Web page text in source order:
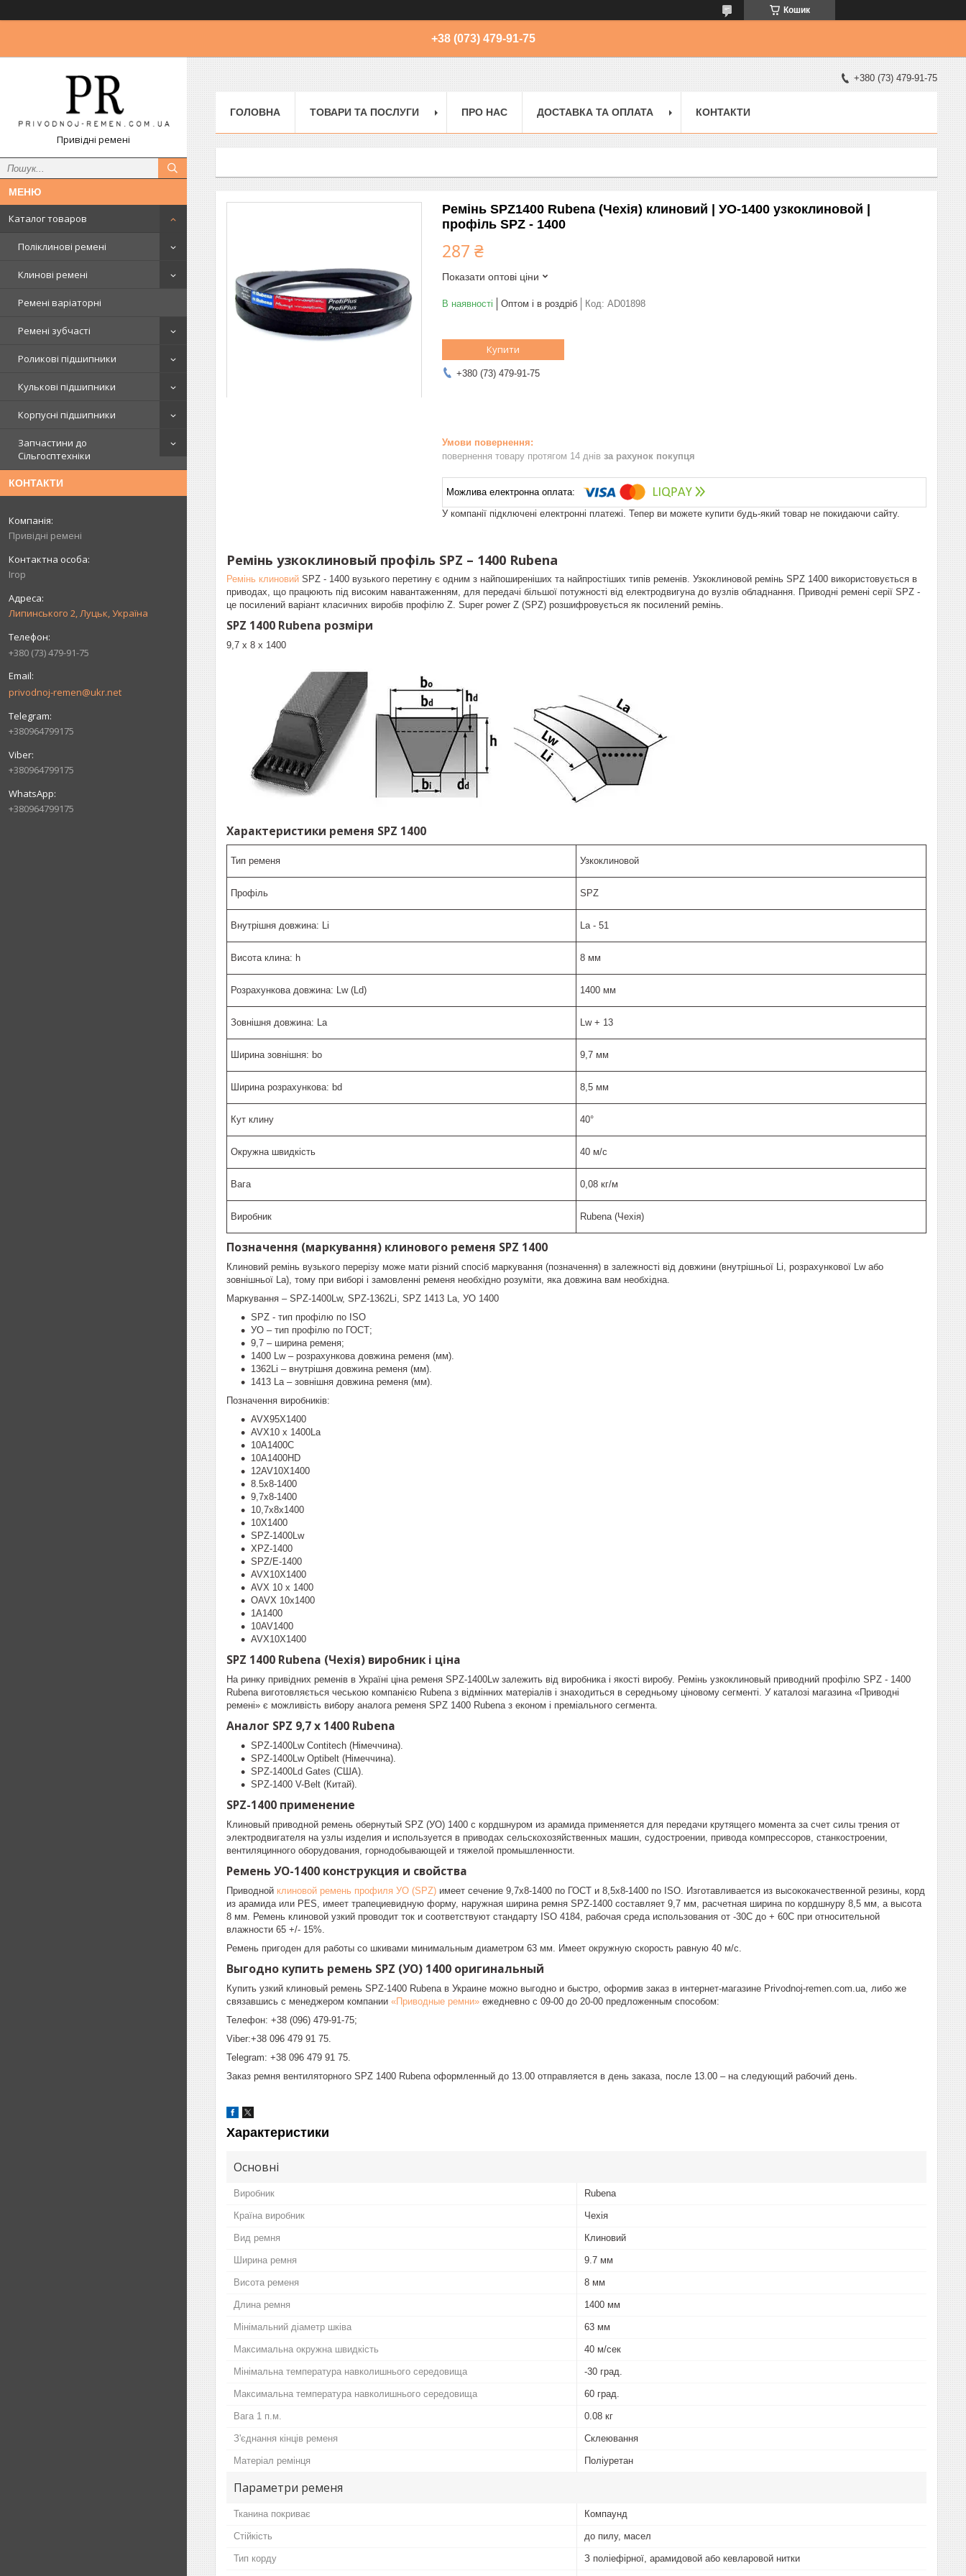
Кошик
+38 (073) 479-91-75
Привідні ремені
Каталог товаров
Поліклинові ремені
Клинові ремені
Ремені варіаторні
Ремені зубчасті
Роликові підшипники
Кулькові підшипники
Корпусні підшипники
Запчастини до
Сільгосптехніки
КОНТАКТИ
Привідні ремені
Ігор
Липинського 2, Луцьк, Україна
+380 (73) 479-91-75
privodnoj-remen@ukr.net
+380964799175
+380964799175
+380964799175
+380 (73) 479-91-75
ГОЛОВНА ТОВАРИ ТА ПОСЛУГИ ПРО НАС ДОСТАВКА ТА ОПЛАТА КОНТАКТИ
Ремінь SPZ1400 Rubena (Чехія) клиновий | УО-1400 узкоклиновой |
профіль SPZ - 1400
287 ₴
Показати оптові ціни
В наявності Оптом і в роздріб Код: AD01898
Купити
+380 (73) 479-91-75
повернення товару протягом 14 днів за рахунок покупця
У компанії підключені електронні платежі. Тепер ви можете купити будь-який товар не покидаючи сайту.
Ремінь узкоклиновый профіль SPZ – 1400 Rubena
Ремінь клиновий SPZ - 1400 вузького перетину є одним з найпоширеніших та найпростіших типів ременів. Узкоклиновой ремінь SPZ 1400 використовується в
приводах, що працюють під високим навантаженням, для передачі більшої потужності від електродвигуна до вузлів обладнання. Приводні ремені серії SPZ -
це посилений варіант класичних виробів профілю Z. Super power Z (SPZ) розшифровується як посилений ремінь.
SPZ 1400 Rubena розміри
9,7 х 8 х 1400
Характеристики ременя SPZ 1400
Тип ременя Узкоклиновой
Профіль SPZ
Внутрішня довжина: Li La - 51
Висота клина: h 8 мм
Розрахункова довжина: Lw (Ld) 1400 мм
Зовнішня довжина: La Lw + 13
Ширина зовнішня: bo 9,7 мм
Ширина розрахункова: bd 8,5 мм
Кут клину 40°
Окружна швидкість 40 м/с
Вага 0,08 кг/м
Виробник Rubena (Чехія)
Позначення (маркування) клинового ременя SPZ 1400
Клиновий ремінь вузького перерізу може мати різний спосіб маркування (позначення) в залежності від довжини (внутрішньої Li, розрахункової Lw або
зовнішньої La), тому при виборі і замовленні ременя необхідно розуміти, яка довжина вам необхідна.
Маркування – SPZ-1400Lw, SPZ-1362Li, SPZ 1413 La, УО 1400
SPZ - тип профілю по ISO
УО – тип профілю по ГОСТ;
9,7 – ширина ременя;
1400 Lw – розрахункова довжина ременя (мм).
1362Li – внутрішня довжина ременя (мм).
1413 La – зовнішня довжина ременя (мм).
Позначення виробників:
AVX95X1400
AVX10 x 1400La
10A1400C
10A1400HD
12AV10X1400
8.5х8-1400
9,7х8-1400
10,7х8х1400
10X1400
SPZ-1400Lw
XPZ-1400
SPZ/E-1400
AVX10X1400
AVX 10 x 1400
OAVX 10х1400
1A1400
10AV1400
AVX10X1400
SPZ 1400 Rubena (Чехія) виробник і ціна
На ринку привідних ременів в Україні ціна ременя SPZ-1400Lw залежить від виробника і якості виробу. Ремінь узкоклиновый приводний профілю SPZ - 1400
Rubena виготовляється чеською компанією Rubena з відмінних матеріалів і знаходиться в середньому ціновому сегменті. У каталозі магазина «Приводні
ремені» є можливість вибору аналога ременя SPZ 1400 Rubena з економ і преміального сегмента.
Аналог SPZ 9,7 x 1400 Rubena
SPZ-1400Lw Contitech (Німеччина).
SPZ-1400Lw Optibelt (Німеччина).
SPZ-1400Ld Gates (США).
SPZ-1400 V-Belt (Китай).
SPZ-1400 применение
Клиновый приводной ремень обернутый SPZ (УО) 1400 с кордшнуром из арамида применяется для передачи крутящего момента за счет силы трения от
электродвигателя на узлы изделия и используется в приводах сельскохозяйственных машин, судостроении, привода компрессоров, станкостроении,
вентиляцинного оборудования, горнодобывающей и тяжелой промышленности.
Ремень УО-1400 конструкция и свойства
Приводной клиновой ремень профиля УО (SPZ) имеет сечение 9,7х8-1400 по ГОСТ и 8,5х8-1400 по ISO. Изготавливается из высококачественной резины, корд
из арамида или PES, имеет трапециевидную форму, наружная ширина ремня SPZ-1400 составляет 9,7 мм, расчетная ширина по кордшнуру 8,5 мм, а высота
8 мм. Ремень клиновой узкий проводит ток и соответствуют стандарту ISO 4184, рабочая среда использования от -30С до + 60С при относительной
влажности 65 +/- 15%.
Ремень пригоден для работы со шкивами минимальным диаметром 63 мм. Имеет окружную скорость равную 40 м/с.
Выгодно купить ремень SPZ (УО) 1400 оригинальный
Купить узкий клиновый ремень SPZ-1400 Rubena в Украине можно выгодно и быстро, оформив заказ в интернет-магазине Рrivodnoj-remen.com.ua, либо же
связавшись с менеджером компании «Приводные ремни» ежедневно с 09-00 до 20-00 предложенным способом:
Телефон: +38 (096) 479-91-75;
Viber:+38 096 479 91 75.
Telegram: +38 096 479 91 75.
Заказ ремня вентиляторного SPZ 1400 Rubena оформленный до 13.00 отправляется в день заказа, после 13.00 – на следующий рабочий день.
Характеристики
Основні
Виробник Rubena
Країна виробник Чехія
Вид ремня Клиновий
Ширина ремня 9.7 мм
Висота ременя 8 мм
Длина ремня 1400 мм
Мінімальний діаметр шківа 63 мм
Максимальна окружна швидкість 40 м/сек
Мінімальна температура навколишнього середовища -30 град.
Максимальна температура навколишнього середовища 60 град.
Вага 1 п.м. 0.08 кг
З'єднання кінців ременя Склеювання
Матеріал ремінця Поліуретан
Параметри ременя
Тканина покриває Компаунд
Стійкість до пилу, масел
Тип корду З поліефірної, арамидовой або кевларовой нитки